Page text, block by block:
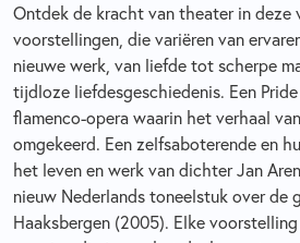
Ontdek de kracht van theater in deze
voorstellingen, die variëren van
nieuwe werk, van liefde tot scherpe
tijdloze liefdesgeschiedenis. Een
flamenco-opera waarin het verhaal
omgekeerd. Een zelfsaboterende en
het leven en werk van dichter Jan
nieuw Nederlands toneelstuk over de
Haaksbergen (2005). Elke